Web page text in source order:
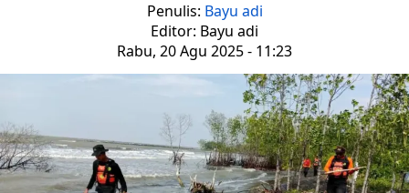
Penulis: Bayu adi
Editor: Bayu adi
Rabu, 20 Agu 2025 - 11:23